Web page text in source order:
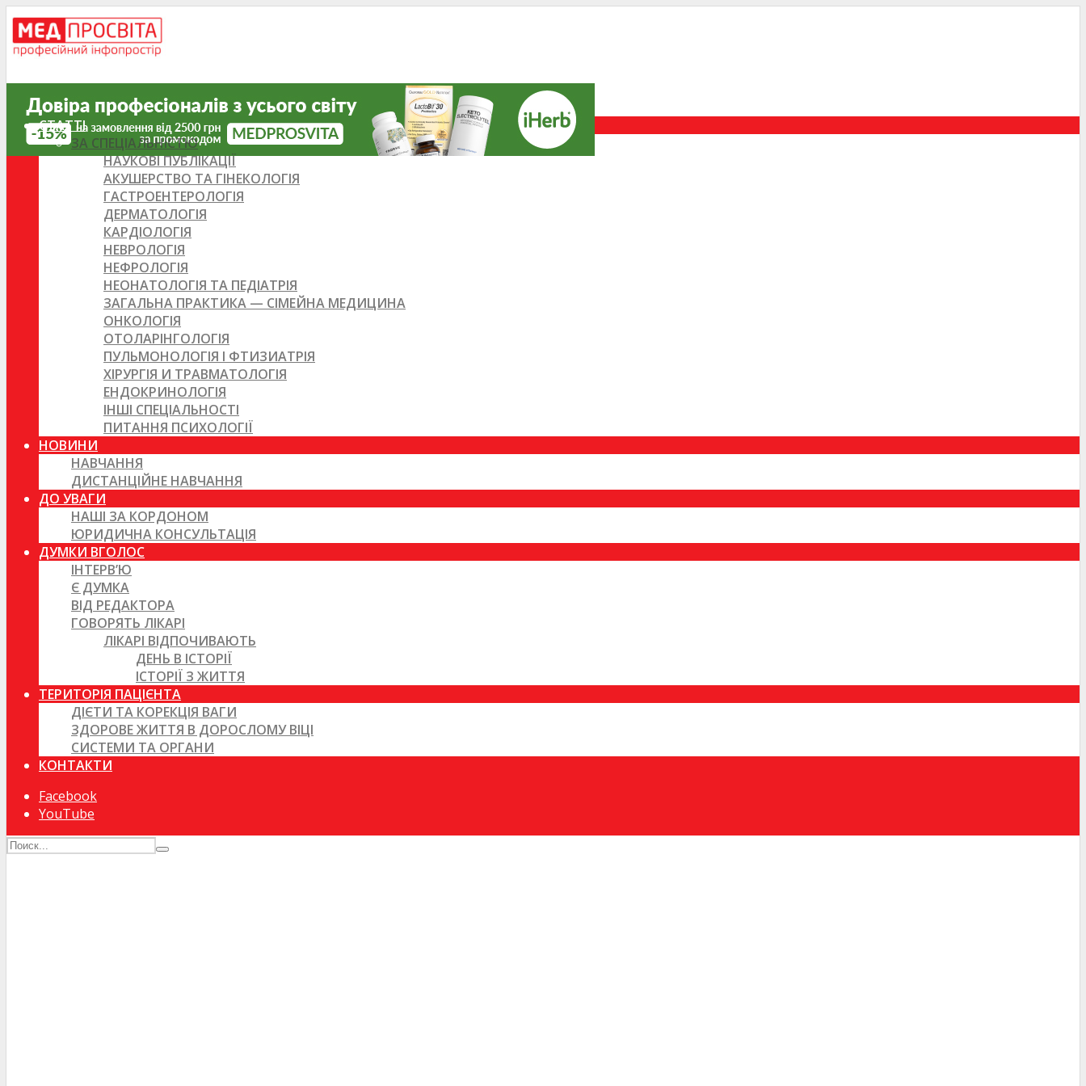
СТАТТІ
ЗА СПЕЦІАЛЬНІСТЮ
НАУКОВІ ПУБЛІКАЦІЇ
АКУШЕРСТВО ТА ГІНЕКОЛОГІЯ
ГАСТРОЕНТЕРОЛОГІЯ
ДЕРМАТОЛОГІЯ
КАРДІОЛОГІЯ
НЕВРОЛОГІЯ
НЕФРОЛОГІЯ
НЕОНАТОЛОГІЯ ТА ПЕДІАТРІЯ
ЗАГАЛЬНА ПРАКТИКА — СІМЕЙНА МЕДИЦИНА
ОНКОЛОГІЯ
ОТОЛАРІНГОЛОГІЯ
ПУЛЬМОНОЛОГІЯ І ФТИЗИАТРІЯ
ХІРУРГІЯ И ТРАВМАТОЛОГІЯ
ЕНДОКРИНОЛОГІЯ
ІНШІ СПЕЦІАЛЬНОСТІ
ПИТАННЯ ПСИХОЛОГІЇ
НОВИНИ
НАВЧАННЯ
ДИСТАНЦІЙНЕ НАВЧАННЯ
ДО УВАГИ
НАШІ ЗА КОРДОНОМ
ЮРИДИЧНА КОНСУЛЬТАЦІЯ
ДУМКИ ВГОЛОС
ІНТЕРВ’Ю
Є ДУМКА
ВІД РЕДАКТОРА
ГОВОРЯТЬ ЛІКАРІ
ЛІКАРІ ВІДПОЧИВАЮТЬ
ДЕНЬ В ІСТОРІЇ
ІСТОРІЇ З ЖИТТЯ
ТЕРИТОРІЯ ПАЦІЄНТА
ДІЄТИ ТА КОРЕКЦІЯ ВАГИ
ЗДОРОВЕ ЖИТТЯ В ДОРОСЛОМУ ВІЦІ
СИСТЕМИ ТА ОРГАНИ
КОНТАКТИ
Facebook
YouTube